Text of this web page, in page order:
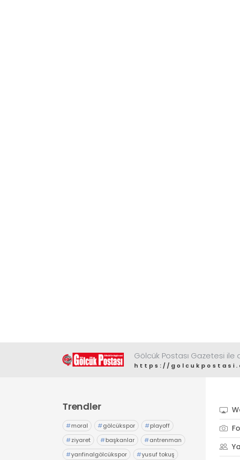
Gölcük Postası Gazetesi
https://
Trendler
#moral #gölcükspor #playoff
#ziyaret #başkanlar #antrenman
#yarıfinalgölcükspor #yusuf tokuş